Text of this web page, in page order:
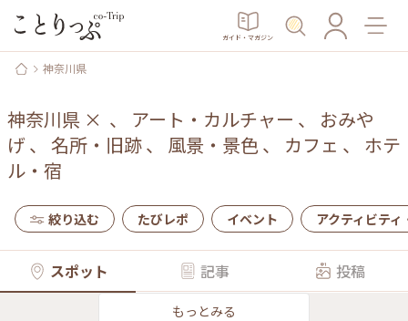
ガイド・マガジン
神奈川県
神奈川県 × 、 アート・カルチャー 、 おみや
げ 、 名所・旧跡、 風景・景色、 カフェ 、 ホテ
ル・宿
絞り込む たびレポ イベント アクティビティ
スポット 記事 投稿
もっとみる